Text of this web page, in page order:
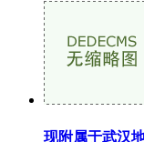
现附属于武汉